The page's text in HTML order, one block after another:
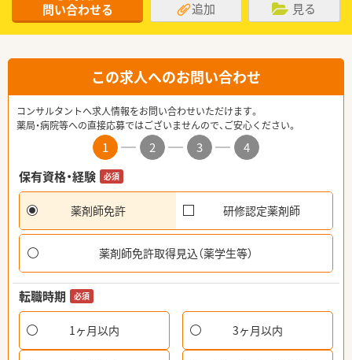
問い合わせる 追加 見る
この求人へのお問い合わせ
コンサルタントへ求人情報をお問い合わせいただけます。
薬局・病院等への直接応募ではございませんので、ご安心ください。
1 2 3
4
保有資格・経験
必須
薬剤師免許 研修認定薬剤師
薬剤師免許取得見込（薬学生等）
転職時期 必須
1ヶ月以内 3ヶ月以内